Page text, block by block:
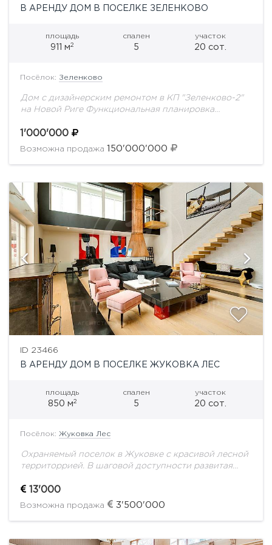
В АРЕНДУ ДОМ В ПОСЕЛКЕ ЗЕЛЕНКОВО
площадь
911 м2
спален
5
участок
20 сот.
Посёлок: Зеленково
Дом с дизайнерским ремонтом в КП "Зеленково-2"
на Новой Риге Функциональная планировка
большой семьи:1 этаж: холл, кухня, гостиная, 2
1'000'000
Возможна продажа 150'000'000
ID 23466
В АРЕНДУ ДОМ В ПОСЕЛКЕ ЖУКОВКА ЛЕС
площадь
850 м2
спален
5
участок
20 сот.
Посёлок: Жуковка Лес
Охраняемый поселок в Жуковке с красивой лесной
территоррией. В шаговой доступности развитая
проект. Эксклюзивный модный дом. В доме
выполнен дизайнерский ремонт, грамотная...
13'000
Возможна продажа 3'500'000